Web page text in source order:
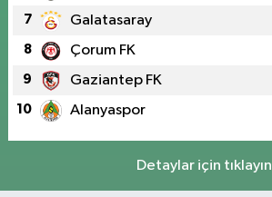
7 Galatasaray
8 Çorum FK
9 Gaziantep FK
10 Alanyaspor
Detaylar için tıklayın